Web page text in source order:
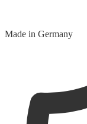
Made in Germany